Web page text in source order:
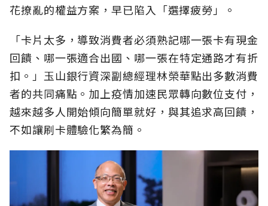
花撩亂的權益方案，早已陷入「選擇疲勞」。
「卡片太多，導致消費者必須熟記哪一張卡有現金
回饋、哪一張適合出國、哪一張在特定通路才有折
扣。」玉山銀行資深副總經理林榮華點出多數消費
者的共同痛點。加上疫情加速民眾轉向數位支付，
越來越多人開始傾向簡單就好，與其追求高回饋，
不如讓刷卡體驗化繁為簡。